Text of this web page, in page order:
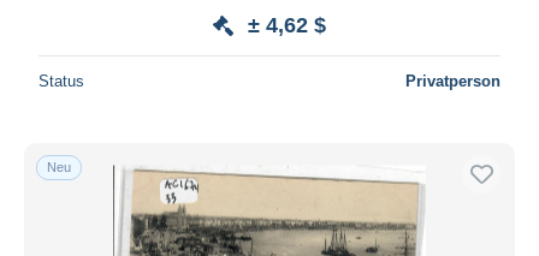
± 4,62 $
Status Privatperson
Neu